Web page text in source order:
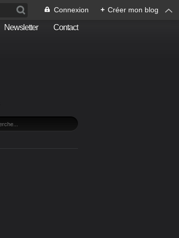
Connexion + Créer mon blog
Newsletter Contact